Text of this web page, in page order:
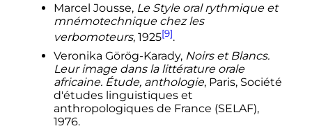
Marcel Jousse, Le Style oral rythmique et
mnémotechnique chez les
verbomoteurs, 1925[9].
Veronika Görög-Karady, Noirs et Blancs.
Leur image dans la littérature orale
africaine. Étude, anthologie, Paris, Société
d'études linguistiques et
anthropologiques de France (SELAF),
1976.